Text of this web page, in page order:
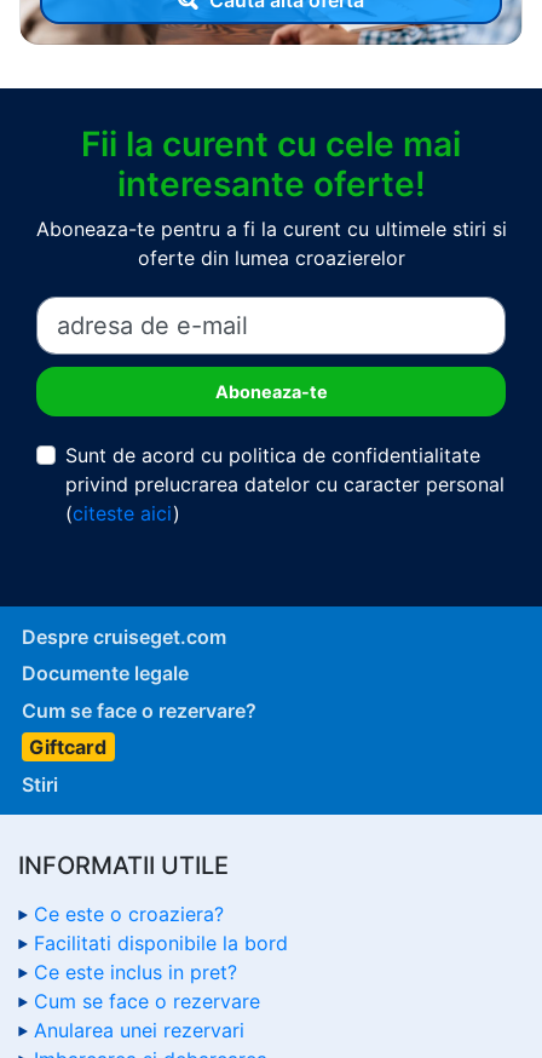
Fii la curent cu cele mai
interesante oferte!
Aboneaza-te pentru a fi la curent cu ultimele stiri si
oferte din lumea croazierelor
Sunt de acord cu politica de confidentialitate
privind prelucrarea datelor cu caracter personal
(citeste aici)
Despre cruiseget.com
Documente legale
Cum se face o rezervare?
Giftcard
Stiri
INFORMATII UTILE
Ce este o croaziera?
Facilitati disponibile la bord
Ce este inclus in pret?
Cum se face o rezervare
Anularea unei rezervari